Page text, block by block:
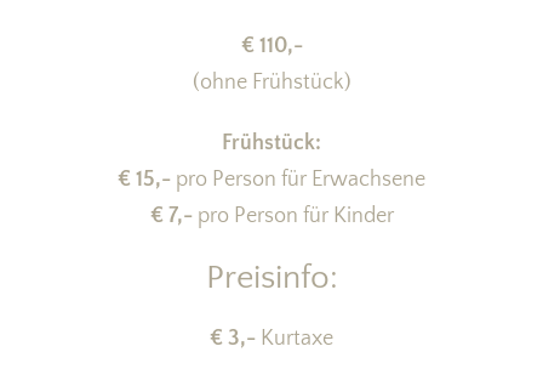
€ 110,-
(ohne Frühstück)
Frühstück:
€ 15,- pro Person für Erwachsene
€ 7,- pro Person für Kinder
Preisinfo:
€ 3,- Kurtaxe